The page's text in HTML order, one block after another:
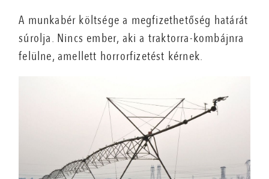
A munkabér költsége a megfizethetőség határát
súrolja. Nincs ember, aki a traktorra-kombájnra
felülne, amellett horrorfizetést kérnek.